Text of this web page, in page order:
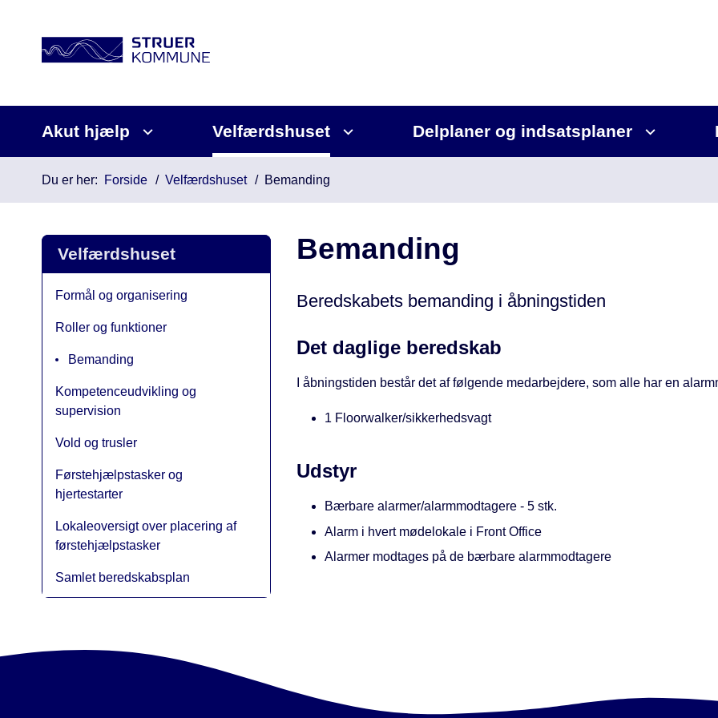
Akut hjælp Velfærdshuset Delplaner og indsatsplaner
Du er her: Forside Velfærdshuset Bemanding
Velfærdshuset
Formål og organisering
Roller og funktioner
Bemanding
Kompetenceudvikling og
supervision
Vold og trusler
Førstehjælpstasker og
hjertestarter
Lokaleoversigt over placering af
førstehjælpstasker
Samlet beredskabsplan
Bemanding
Beredskabets bemanding i åbningstiden
Det daglige beredskab
I åbningstiden består det af følgende medarbejdere, som alle har en
1 Floorwalker/sikkerhedsvagt
Udstyr
Bærbare alarmer/alarmmodtagere - 5 stk.
Alarm i hvert mødelokale i Front Office
Alarmer modtages på de bærbare alarmmodtagere